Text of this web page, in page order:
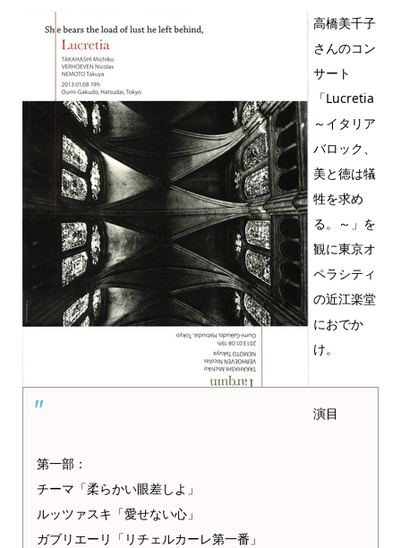
高橋美千子
さんのコン
サート
「Lucretia
～イタリア
バロック、
美と徳は犠
牲を求め
る。～」を
観に東京オ
ペラシティ
の近江楽堂
におでか
け。
演目
第一部：
チーマ「柔らかい眼差しよ」
ルッツァスキ「愛せない心」
ガブリエーリ「リチェルカーレ第一番」